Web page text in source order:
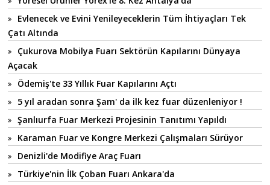
Evlenecek ve Evini Yenileyeceklerin Tüm İhtiyaçları Tek
Çatı Altında
Çukurova Mobilya Fuarı Sektörün Kapılarını Dünyaya
Açacak
Ödemiş'te 33 Yıllık Fuar Kapılarını Açtı
5 yıl aradan sonra Şam' da ilk kez fuar düzenleniyor !
Şanlıurfa Fuar Merkezi Projesinin Tanıtımı Yapıldı
Karaman Fuar ve Kongre Merkezi Çalışmaları Sürüyor
Denizli'de Modifiye Araç Fuarı
Türkiye'nin İlk Çoban Fuarı Ankara'da